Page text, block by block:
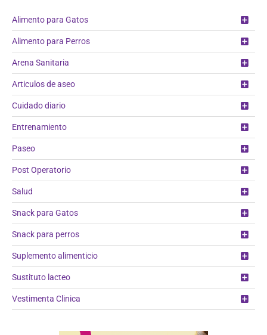
Alimento para Gatos
Alimento para Perros
Arena Sanitaria
Articulos de aseo
Cuidado diario
Entrenamiento
Paseo
Post Operatorio
Salud
Snack para Gatos
Snack para perros
Suplemento alimenticio
Sustituto lacteo
Vestimenta Clinica